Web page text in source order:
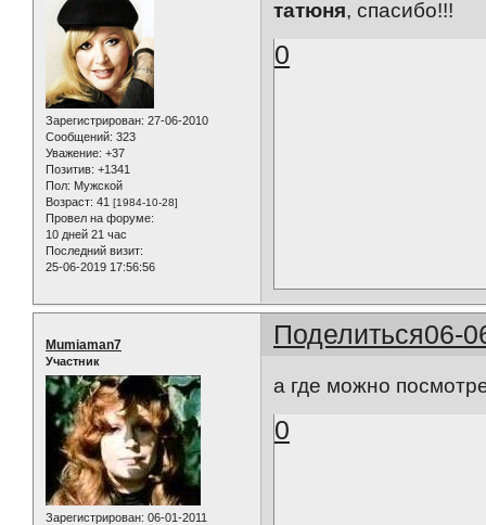
Зарегистрирован: 27-06-2010
Сообщений: 323
Уважение: +37
Позитив: +1341
Пол: Мужской
Возраст: 41 [1984-10-28]
Провел на форуме:
10 дней 21 час
Последний визит:
25-06-2019 17:56:56
татюня, спасибо!!!
0
Поделиться06-
Mumiaman7
Участник
Зарегистрирован: 06-01-2011
а где можно
0